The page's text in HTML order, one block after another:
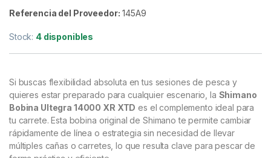
Accesorios de carretes Carretes y Complementos
Shimano Bobina Spool Ultegra
14000 XR XTD